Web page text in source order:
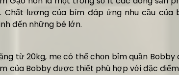
Chất lượng của bỉm đáp ứng nhu cầu
đến những bé lớn.
từ 20kg, mẹ có thể chọn bỉm quần Bobby
của Bobby được thiết phù hợp với đặc